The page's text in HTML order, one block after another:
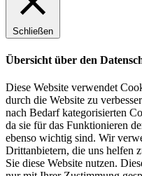
Schließen
Übersicht über den
Diese Website verwendet
durch die Website zu
nach Bedarf kategorisierten
da sie für das Funktionieren
ebenso wichtig sind. Wir
Drittanbietern, die uns helfen
Sie diese Website nutzen.